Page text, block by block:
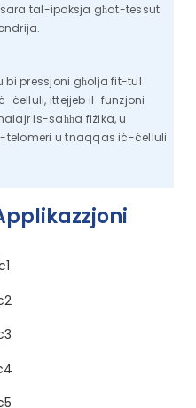
tal-ipoksja għat-tessut
bi pressjoni għolja fit-tul
ċelluli, ittejjeb il-funzjoni
is-saħħa fiżika, u
telomeri u tnaqqas iċ-ċelluli